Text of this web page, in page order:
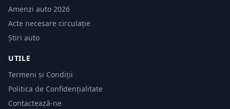
Amenzi auto 2026
Acte necesare circulație
Știri auto
UTILE
Termeni și Condiții
Politica de Confidențialitate
Contactează-ne